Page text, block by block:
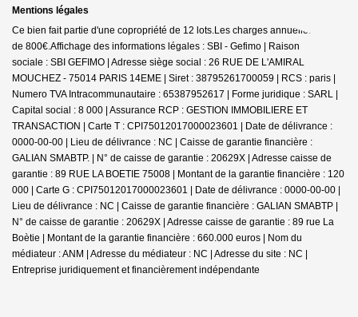
Mentions légales
Ce bien fait partie d'une copropriété de 12 lots.Les charges annuelles sont
de 800€.Affichage des informations légales : SBI - Gefimo | Raison
sociale : SBI GEFIMO | Adresse siège social : 26 RUE DE L'AMIRAL
MOUCHEZ - 75014 PARIS 14EME | Siret : 38795261700059 | RCS : paris |
Numero TVA Intracommunautaire : 65387952617 | Forme juridique : SARL |
Capital social : 8 000 | Assurance RCP : GESTION IMMOBILIERE ET
TRANSACTION | Carte T : CPI75012017000023601 | Date de délivrance :
0000-00-00 | Lieu de délivrance : NC | Caisse de garantie financière :
GALIAN SMABTP. | N° de caisse de garantie : 20629X | Adresse caisse de
garantie : 89 RUE LA BOETIE 75008 | Montant de la garantie financière : 120
000 | Carte G : CPI75012017000023601 | Date de délivrance : 0000-00-00 |
Lieu de délivrance : NC | Caisse de garantie financière : GALIAN SMABTP |
N° de caisse de garantie : 20629X | Adresse caisse de garantie : 89 rue La
Boètie | Montant de la garantie financière : 660.000 euros | Nom du
médiateur : ANM | Adresse du médiateur : NC | Adresse du site : NC |
Entreprise juridiquement et financièrement indépendante